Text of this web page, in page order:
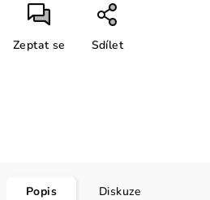
Zeptat se Sdílet
Popis Diskuze